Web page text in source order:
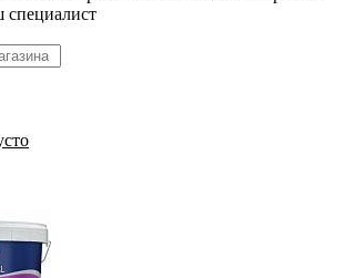
специалист